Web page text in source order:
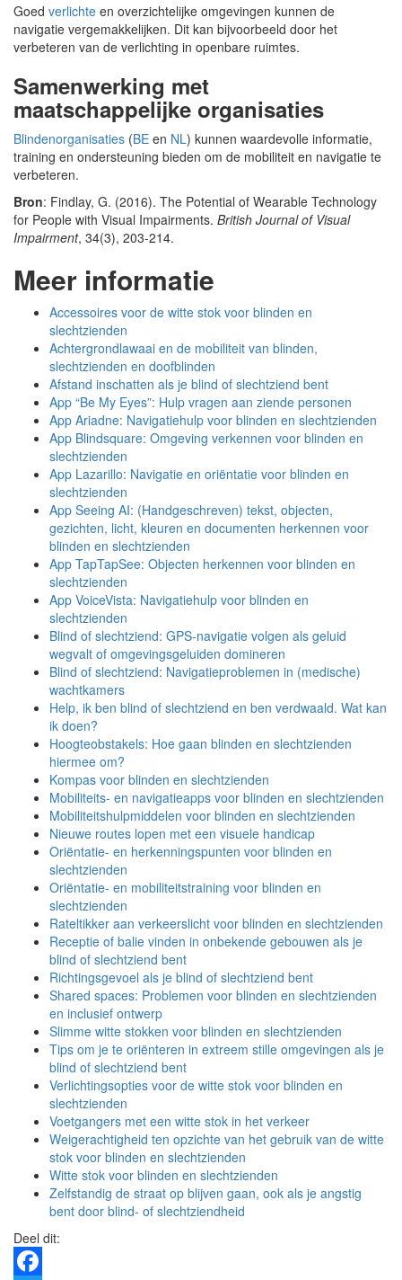
Goed verlichte en overzichtelijke omgevingen kunnen de
navigatie vergemakkelijken. Dit kan bijvoorbeeld door het
verbeteren van de verlichting in openbare ruimtes.
Samenwerking met
maatschappelijke organisaties
Blindenorganisaties (BE en NL) kunnen waardevolle informatie,
training en ondersteuning bieden om de mobiliteit en navigatie te
verbeteren.
Bron: Findlay, G. (2016). The Potential of Wearable Technology
for People with Visual Impairments. British Journal of Visual
Impairment, 34(3), 203-214.
Meer informatie
Accessoires voor de witte stok voor blinden en
slechtzienden
Achtergrondlawaai en de mobiliteit van blinden,
slechtzienden en doofblinden
Afstand inschatten als je blind of slechtziend bent
App “Be My Eyes”: Hulp vragen aan ziende personen
App Ariadne: Navigatiehulp voor blinden en slechtzienden
App Blindsquare: Omgeving verkennen voor blinden en
slechtzienden
App Lazarillo: Navigatie en oriëntatie voor blinden en
slechtzienden
App Seeing AI: (Handgeschreven) tekst, objecten,
gezichten, licht, kleuren en documenten herkennen voor
blinden en slechtzienden
App TapTapSee: Objecten herkennen voor blinden en
slechtzienden
App VoiceVista: Navigatiehulp voor blinden en
slechtzienden
Blind of slechtziend: GPS-navigatie volgen als geluid
wegvalt of omgevingsgeluiden domineren
Blind of slechtziend: Navigatieproblemen in (medische)
wachtkamers
Help, ik ben blind of slechtziend en ben verdwaald. Wat kan
ik doen?
Hoogteobstakels: Hoe gaan blinden en slechtzienden
hiermee om?
Kompas voor blinden en slechtzienden
Mobiliteits- en navigatieapps voor blinden en slechtzienden
Mobiliteitshulpmiddelen voor blinden en slechtzienden
Nieuwe routes lopen met een visuele handicap
Oriëntatie- en herkenningspunten voor blinden en
slechtzienden
Oriëntatie- en mobiliteitstraining voor blinden en
slechtzienden
Rateltikker aan verkeerslicht voor blinden en slechtzienden
Receptie of balie vinden in onbekende gebouwen als je
blind of slechtziend bent
Richtingsgevoel als je blind of slechtziend bent
Shared spaces: Problemen voor blinden en slechtzienden
en inclusief ontwerp
Slimme witte stokken voor blinden en slechtzienden
Tips om je te oriënteren in extreem stille omgevingen als je
blind of slechtziend bent
Verlichtingsopties voor de witte stok voor blinden en
slechtzienden
Voetgangers met een witte stok in het verkeer
Weigerachtigheid ten opzichte van het gebruik van de witte
stok voor blinden en slechtzienden
Witte stok voor blinden en slechtzienden
Zelfstandig de straat op blijven gaan, ook als je angstig
bent door blind- of slechtziendheid
Deel dit: